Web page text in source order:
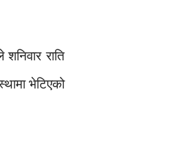
राति
भेटिएको